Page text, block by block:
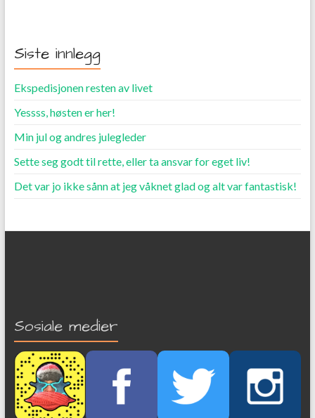
Siste innlegg
Ekspedisjonen resten av livet
Yessss, høsten er her!
Min jul og andres julegleder
Sette seg godt til rette, eller ta ansvar for eget liv!
Det var jo ikke sånn at jeg våknet glad og alt var fantastisk!
Sosiale medier